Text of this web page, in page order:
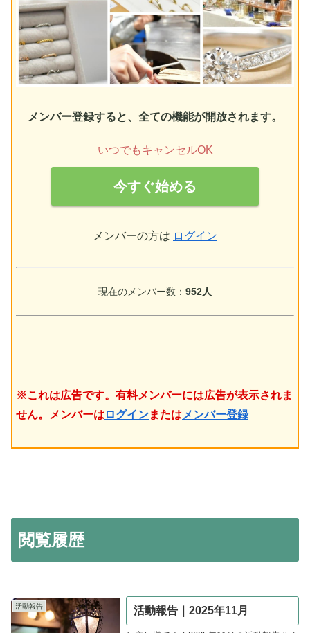
メンバー登録すると、全ての機能が開放されます。
いつでもキャンセルOK
今すぐ始める
メンバーの方は ログイン
現在のメンバー数： 952人
※これは広告です。有料メンバーには広告が表示されま
せん。メンバーは ログインまたは メンバー登録
閲覧履歴
活動報告 活動報告｜2025年11月